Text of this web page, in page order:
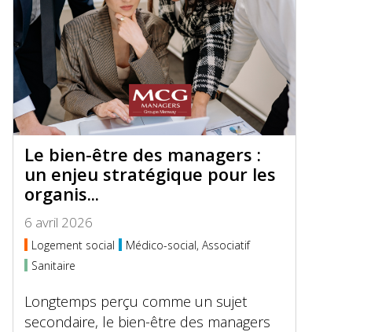
Le bien-être des managers :
un enjeu stratégique pour les
organis...
6 avril 2026
Logement social
Médico-social, Associatif
Sanitaire
Longtemps perçu comme un sujet
secondaire, le bien-être des managers